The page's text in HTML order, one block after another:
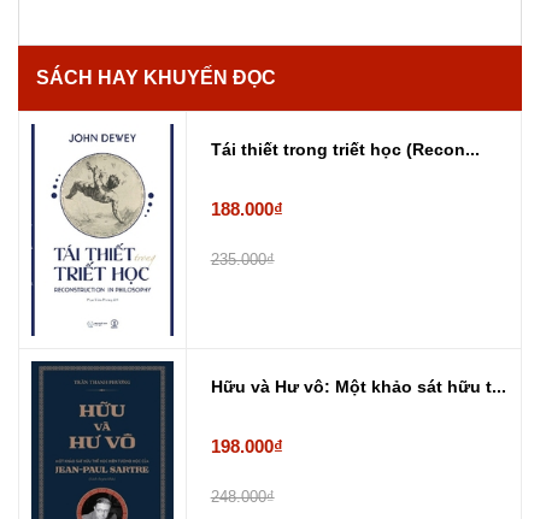
SÁCH HAY KHUYẾN ĐỌC
Tái thiết trong triết học (Recon...
188.000₫
235.000₫
Hữu và Hư vô: Một khảo sát hữu t...
198.000₫
248.000₫